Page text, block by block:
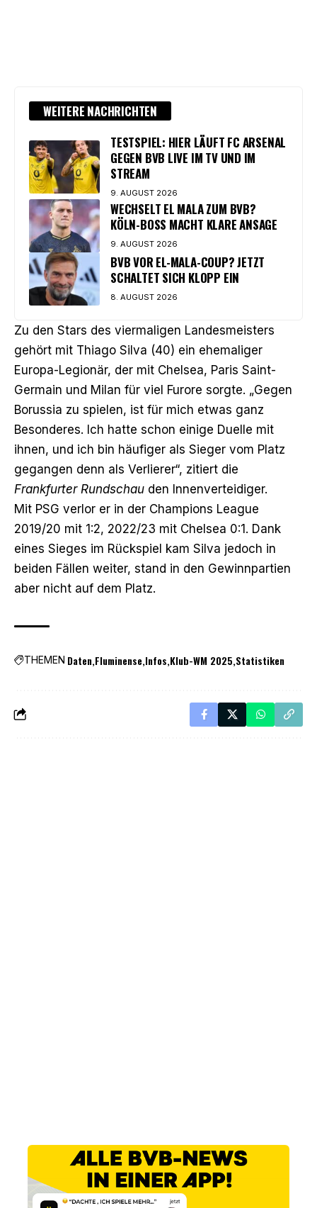
WEITERE NACHRICHTEN
TESTSPIEL: HIER LÄUFT FC ARSENAL
GEGEN BVB LIVE IM TV UND IM
STREAM
9. AUGUST 2026
WECHSELT EL MALA ZUM BVB?
KÖLN-BOSS MACHT KLARE ANSAGE
9. AUGUST 2026
BVB VOR EL-MALA-COUP? JETZT
SCHALTET SICH KLOPP EIN
8. AUGUST 2026
Zu den Stars des viermaligen Landesmeisters
gehört mit Thiago Silva (40) ein ehemaliger
Europa-Legionär, der mit Chelsea, Paris Saint-
Germain und Milan für viel Furore sorgte. „Gegen
Borussia zu spielen, ist für mich etwas ganz
Besonderes. Ich hatte schon einige Duelle mit
ihnen, und ich bin häufiger als Sieger vom Platz
gegangen denn als Verlierer“, zitiert die
Frankfurter Rundschau den Innenverteidiger.
Mit PSG verlor er in der Champions League
2019/20 mit 1:2, 2022/23 mit Chelsea 0:1. Dank
eines Sieges im Rückspiel kam Silva jedoch in
beiden Fällen weiter, stand in den Gewinnpartien
aber nicht auf dem Platz.
THEMEN Daten Fluminense Infos Klub-WM 2025 Statistiken